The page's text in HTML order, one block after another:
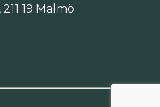
19 Malmö